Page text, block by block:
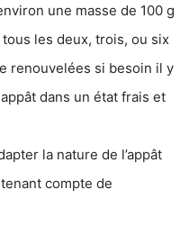
une masse de 100 g
les deux, trois, ou six
renouvelées si besoin il y
dans un état frais et
la nature de l’appât
compte de